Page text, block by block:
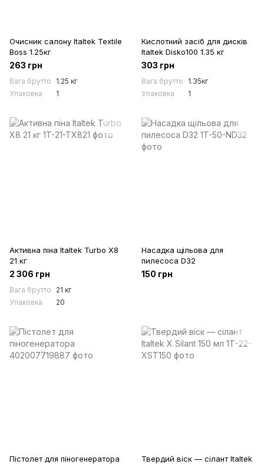
Очисник салону Italtek Textile
Boss 1.25кг
263 грн
Вага брутто
1.25 кг
Упаковка
1
Кислотний засіб для дисків
Italtek Disko100 1.35 кг
303 грн
Вага брутто
1.35кг
Упаковка
1
Активна піна Italtek Turbo X8
21 кг
2 306 грн
Вага брутто
21 кг
Упаковка
20
Насадка щільова для
пилесоса D32
150 грн
Пістолет для піногенератора
Твердий віск — сілант Italtek